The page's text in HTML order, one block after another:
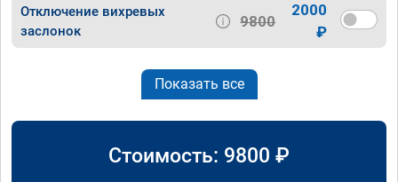
Отключение вихревых
заслонок
9800
2000
₽
Показать все
Стоимость: 9800 ₽